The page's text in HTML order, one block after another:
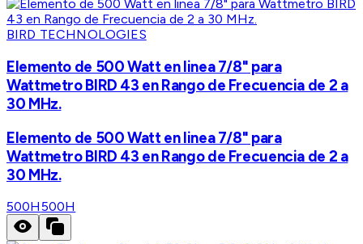
BIRD TECHNOLOGIES
Elemento de 500 Watt en linea 7/8" para
Wattmetro BIRD 43 en Rango de Frecuencia de 2 a
30 MHz.
Elemento de 500 Watt en linea 7/8" para
Wattmetro BIRD 43 en Rango de Frecuencia de 2 a
30 MHz.
500H500H